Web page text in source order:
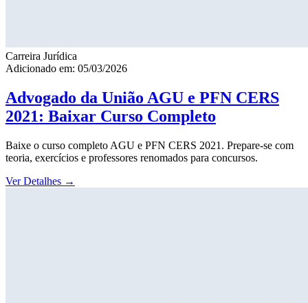
Carreira Jurídica
Adicionado em: 05/03/2026
Advogado da União AGU e PFN CERS
2021: Baixar Curso Completo
Baixe o curso completo AGU e PFN CERS 2021. Prepare-se com
teoria, exercícios e professores renomados para concursos.
Ver Detalhes →